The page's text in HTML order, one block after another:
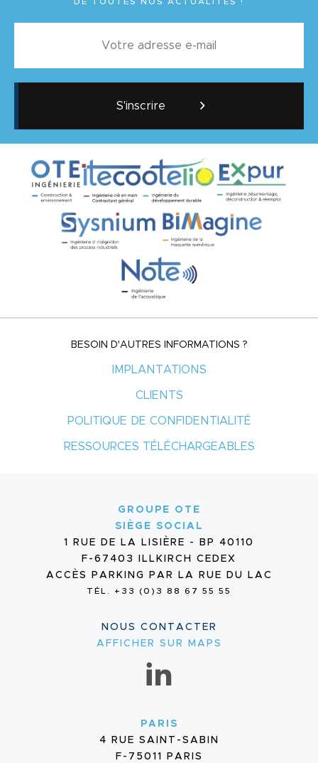
S'inscrire
BESOIN D'AUTRES INFORMATIONS ?
IMPLANTATIONS
CLIENTS
POLITIQUE DE CONFIDENTIALITÉ
RESSOURCES TÉLÉCHARGEABLES
GROUPE OTE
SIÈGE SOCIAL
1 RUE DE LA LISIÈRE - BP 40110
F-67403 ILLKIRCH CEDEX
ACCÈS PARKING PAR LA RUE DU LAC
TÉL. +33 (0)3 88 67 55 55
NOUS CONTACTER
AFFICHER SUR MAPS
PARIS
4 RUE SAINT-SABIN
F-75011 PARIS